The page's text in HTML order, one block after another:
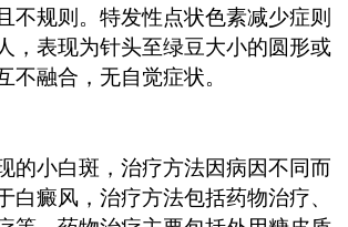
不规则。特发性点状色素减少症则
，表现为针头至绿豆大小的圆形或
不融合，无自觉症状。
的小白斑，治疗方法因病因不同而
白癜风，治疗方法包括药物治疗、